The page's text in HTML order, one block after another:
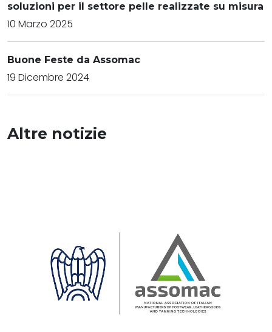
soluzioni per il settore pelle realizzate su misura
10 Marzo 2025
Buone Feste da Assomac
19 Dicembre 2024
Altre notizie